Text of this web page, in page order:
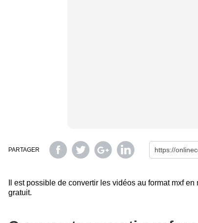
PARTAGER
Il est possible de convertir les vidéos au format mxf
gratuit.